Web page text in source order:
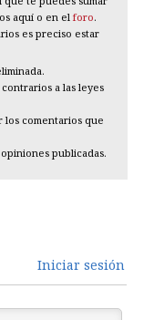
aquí o en el foro.
es preciso estar
a las leyes
los comentarios que
publicadas.
Iniciar sesión